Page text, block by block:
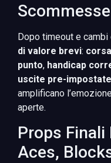
Dopo timeout e
di valore brevi:
punto, handicap
uscite pre-impostate
amplificano
aperte.
Props Finali
Aces,